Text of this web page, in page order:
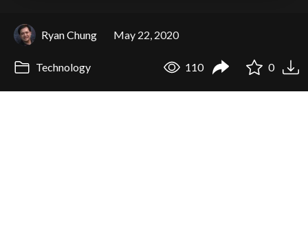
Ryan Chung May 22, 2020
Technology 110 0